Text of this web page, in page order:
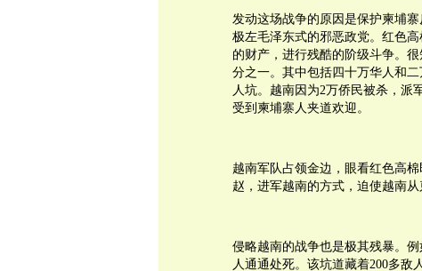
发动这场战争的原因是保护柬埔
极左毛泽东式的邪恶政党。红色
的财产，进行残酷的阶级斗争。
分之一。其中包括四十万华人和
人坑。越南因为2万侨民被杀，派
受到柬埔寨人夹道欢迎。
越南军队占领金边，眼看红色高
赵，进军越南的方式，迫使越南从
侵略越南的战争也是极其残暴。
人通通处死。该坑道藏着200多